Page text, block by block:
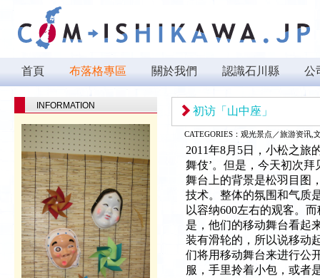
首頁 布落格專區 關於我們 認識石川縣 公
INFORMATION 初访「山中座」
CATEGORIES： 观光景点／旅游资讯,
2011年8月5日，小松之旅
舞伎’。但是，今天初次
舞台上的背景是松羽目图
技术。整体的氛围和气质
以容纳600左右的观客。
是，他们的移动舞台看起
装有滑轮的，所以说移动
们将用移动舞台来进行公
服，手里拎着小包，或者